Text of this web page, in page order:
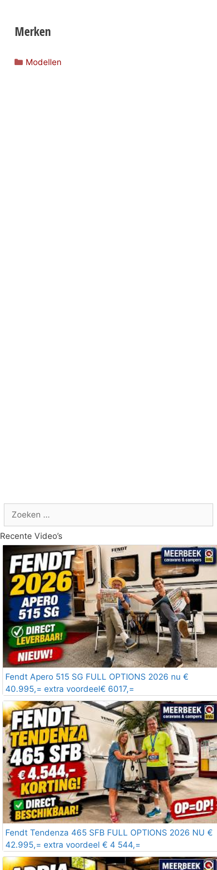
Merken
Categorieën
Modellen
naar:
Recente Video’s
Fendt Apero 515 SG FULL OPTIONS 2026 nu €
40.995,= extra voordeel€ 6017,=
Fendt Tendenza 465 SFB FULL OPTIONS 2026 NU €
42.995,= extra voordeel € 4 544,=